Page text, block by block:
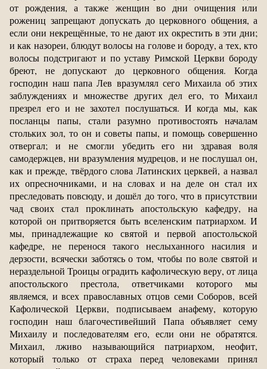
от рождения, а также женщин во дни очищения или
рожениц запрещают допускать до церковного общения, а
если они некрещённые, то не дают их окрестить в эти дни;
и как назореи, блюдут волосы на голове и бороду, а тех, кто
волосы подстригают и по уставу Римской Церкви бороду
бреют, не допускают до церковного общения. Когда
господин наш папа Лев вразумлял сего Михаила об этих
заблуждениях и множестве других дел его, то Михаил
презрел его и не захотел послушаться. И когда мы, как
посланцы папы, стали разумно противостоять началам
стольких зол, то он и советы папы, и помощь совершенно
отвергал; и не смогли убедить его ни здравая воля
самодержцев, ни вразумления мудрецов, и не послушал он,
как и прежде, твёрдого слова Латинских церквей, а назвал
их опресночниками, и на словах и на деле он стал их
преследовать повсюду, и дошёл до того, что в присутствии
чад своих стал проклинать апостольскую кафедру, на
которой он притворяется быть вселенским патриархом. И
мы, принадлежащие ко святой и первой апостольской
кафедре, не перенося такого неслыханного насилия и
дерзости, всячески заботясь о том, чтобы по воле святой и
нераздельной Троицы оградить кафолическую веру, от лица
апостольского престола, ответчиками которого мы
являемся, и всех православных отцов семи Соборов, всей
Кафолической Церкви, подписываем анафему, которую
господин наш благочестивейший Папа объявляет сему
Михаилу и последователям его, если они не обратятся.
Михаил, лживо называющийся патриархом, неофит,
который только от страха перед человеками принял